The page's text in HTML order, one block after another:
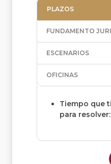
PLAZOS
FUNDAMENTO
ESCENARIOS
OFICINAS
Tiempo que
para resolver: